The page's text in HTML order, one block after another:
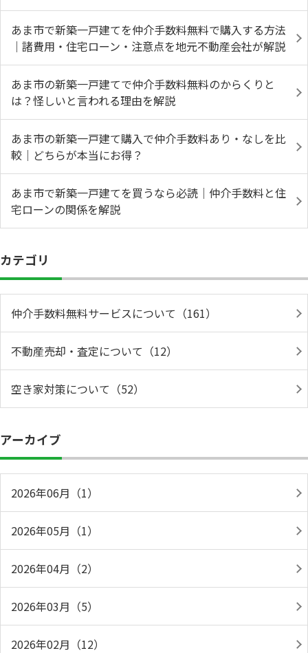
あま市で新築一戸建てを仲介手数料無料で購入する方法
｜諸費用・住宅ローン・注意点を地元不動産会社が解説
あま市の新築一戸建てで仲介手数料無料のからくりと
は？怪しいと言われる理由を解説
あま市の新築一戸建て購入で仲介手数料あり・なしを比
較｜どちらが本当にお得？
あま市で新築一戸建てを買うなら必読｜仲介手数料と住
宅ローンの関係を解説
カテゴリ
仲介手数料無料サービスについて（161）
不動産売却・査定について（12）
空き家対策について（52）
アーカイブ
2026年06月（1）
2026年05月（1）
2026年04月（2）
2026年03月（5）
2026年02月（12）